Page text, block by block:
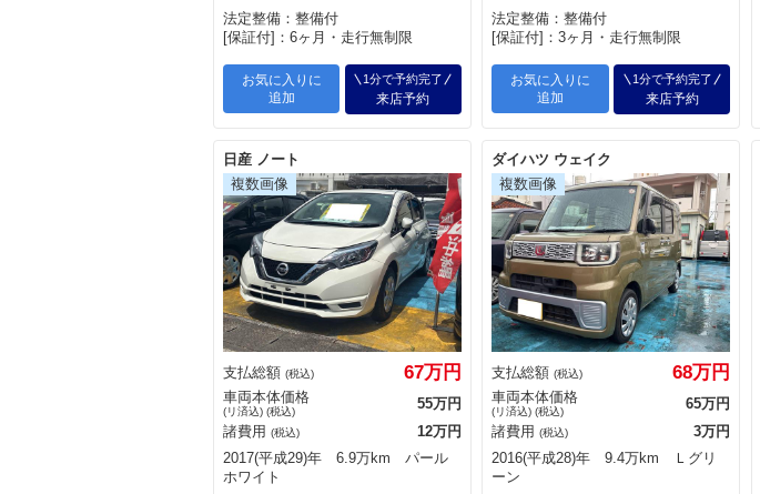
法定整備：整備付
[保証付]：6ヶ月・走行無制限
お気に入りに
追加
1分で予約完了
来店予約
法定整備：整備付
[保証付]：3ヶ月・走行無制限
お気に入りに
追加
1分で予約完了
来店予約
日産 ノート
支払総額 (税込) 67万円
車両本体価格
(リ済込) (税込)
55万円
諸費用 (税込)
12万円
2017(平成29)年 6.9万km パール
ホワイト
ダイハツ ウェイク
支払総額 (税込) 68万円
車両本体価格
(リ済込) (税込)
65万円
諸費用 (税込)
3万円
2016(平成28)年 9.4万km Ｌグリ
ーン